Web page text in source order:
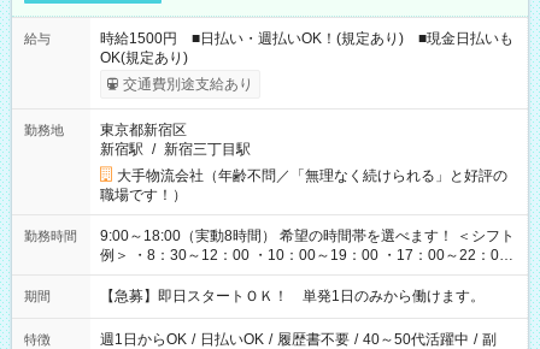
給与
時給1500円 ■日払い・週払いOK！(規定あり) ■現金日払いも
OK(規定あり)
交通費別途支給あり
勤務地
東京都新宿区
新宿駅 / 新宿三丁目駅
大手物流会社（年齢不問／「無理なく続けられる」と好評の
職場です！）
勤務時間
9:00～18:00（実動8時間） 希望の時間帯を選べます！ ＜シフト
例＞ ・8：30～12：00 ・10：00～19：00 ・17：00～22：00
・13：00～22：00 ・22：00～翌6：00 など
期間 【急募】即日スタートＯＫ！ 単発1日のみから働けます。
特徴 週1日からOK / 日払いOK / 履歴書不要 / 40～50代活躍中 / 副